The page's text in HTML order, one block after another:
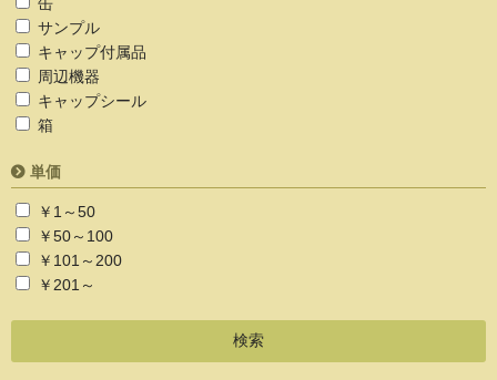
缶
サンプル
キャップ付属品
周辺機器
キャップシール
箱
単価
￥1～50
￥50～100
￥101～200
￥201～